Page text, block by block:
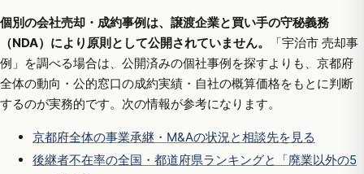
個別の会社売却・成約事例は、譲渡企業と買い手の守秘義務
（NDA）により原則として公開されていません。
「宇治市 売却事
例」を調べる場合は、公開済みの個社事例を探すよりも、京都府
全体の動向・公的窓口の成約実績・自社の概算価格をもとに判断
するのが実務的です。次の情報が参考になります。
京都府全体の事業承継・M&Aの状況と相談先を見る
後継者不在率の全国・都道府県ランキングと「廃業以外の5